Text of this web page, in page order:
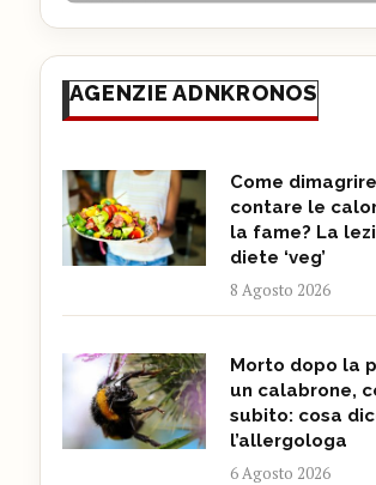
AGENZIE ADNKRONOS
Come
contare le
la fame? La
diete ‘veg’
8 Agosto 2026
Morto dopo la
un calabrone,
subito: cosa
l’allergologa
6 Agosto 2026